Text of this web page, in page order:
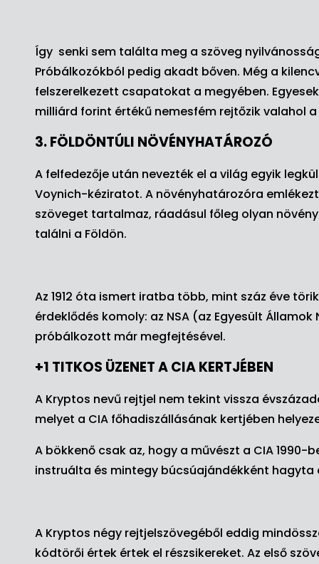
Így senki sem találta meg a szöveg
Próbálkozókból pedig akadt bőven. Még a
felszerelkezett csapatokat a megyében.
milliárd forint értékű nemesfém rejtőzik valahol
3. FÖLDÖNTÚLI NÖVÉNYHATÁROZÓ
A felfedezője után nevezték el a világ egyik
Voynich-kéziratot. A növényhatározóra
szöveget tartalmaz, ráadásul főleg olyan
találni a Földön.
Az 1912 óta ismert iratba több, mint száz éve
érdeklődés komoly: az NSA (az Egyesült
próbálkozott már megfejtésével.
+1 TITKOS ÜZENET A CIA KERTJÉBEN
A Kryptos nevű rejtjel nem tekint vissza
melyet a CIA főhadiszállásának kertjében
A bökkenő csak az, hogy a művészt a CIA
instruálta és mintegy búcsúajándékként hagyta
A Kryptos négy rejtjelszövegéből eddig
kódtörői értek értek el részsikereket. Az első